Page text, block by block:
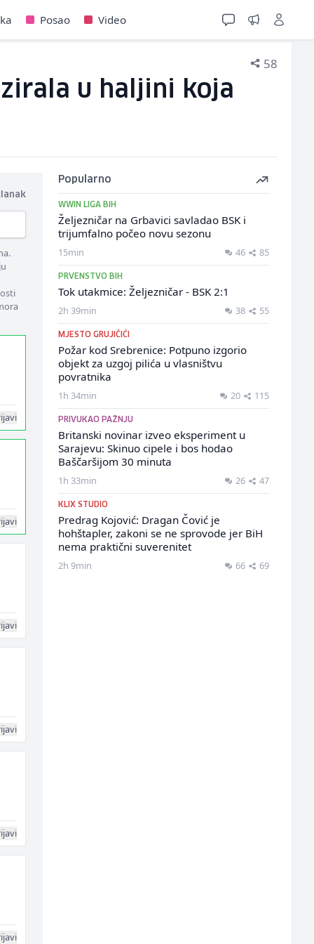
Posao Video
58
u haljini koja
Popularno
WWIN LIGA BIH
Željezničar na Grbavici savladao BSK i
trijumfalno počeo novu sezonu
15min 46 85
PRVENSTVO BIH
Tok utakmice: Željezničar - BSK 2:1
2h 39min 38 55
MJESTO GRUJIČIĆI
Požar kod Srebrenice: Potpuno izgorio
objekt za uzgoj pilića u vlasništvu
povratnika
1h 34min 20 115
PRIVUKAO PAŽNJU
Britanski novinar izveo eksperiment u
Sarajevu: Skinuo cipele i bos hodao
Baščaršijom 30 minuta
1h 33min 26 47
KLIX STUDIO
Predrag Kojović: Dragan Čović je
hohštapler, zakoni se ne sprovode jer BiH
nema praktični suverenitet
2h 9min 66 69